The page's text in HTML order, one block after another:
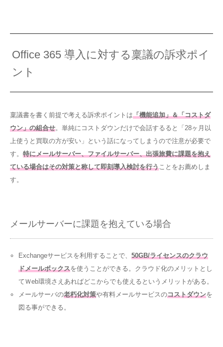
Office 365 導入に対する稟議の訴求ポイ
ント
稟議書を書く前提で考える訴求ポイントは「機能追加」＆「コストダ
ウン」の組合せ。単純にコストダウンだけで会話するると「28ヶ月以
上使うと買取の方が安い」という話になってしまうので注意が必要で
す。 特にメールサーバー、ファイルサーバー、出張旅費に課題を抱え
ている場合はその対策と称して即刻導入検討を行うことをお薦めしま
す。
メールサーバーに課題を抱えている場合
Exchangeサービスを利用することで、 50GB/ライセンスのクラウ
ドメールボックスを使うことができる。クラウド化のメリットとし
てＷeb環境さえあればどこからでも使えるというメリットがある。
メールサーバの老朽化対策や有料メールサービスのコストダウンを
図る事ができる。